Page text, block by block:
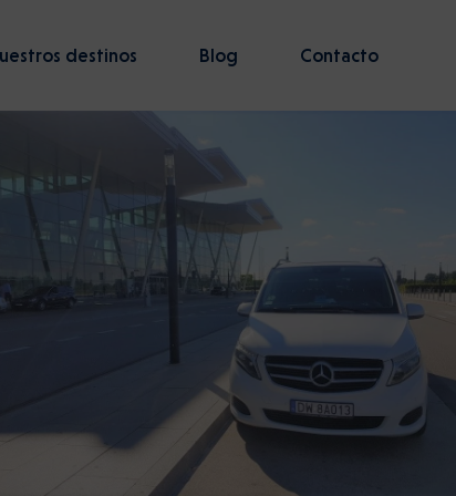
destinos Blog Contacto